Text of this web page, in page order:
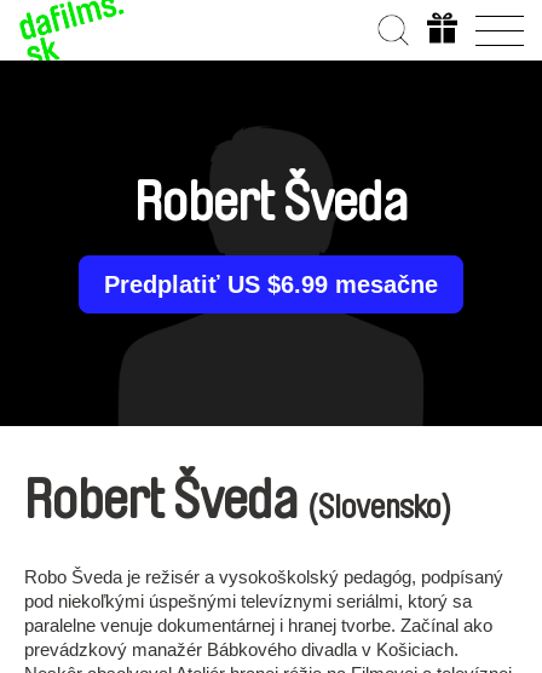
Robert Šveda
Predplatiť US $6.99 mesačne
Robert Šveda (Slovensko)
Robo Šveda je režisér a vysokoškolský pedagóg, podpísaný
pod niekoľkými úspešnými televíznymi seriálmi, ktorý sa
paralelne venuje dokumentárnej i hranej tvorbe. Začínal ako
prevádzkový manažér Bábkového divadla v Košiciach.